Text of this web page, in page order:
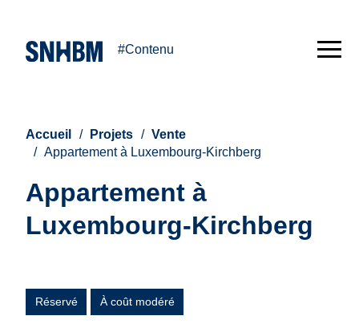
#Contenu
Accueil Projets
Vente
Appartement à Luxembourg-Kirchberg
Appartement à
Luxembourg-Kirchberg
Réservé À coût modéré